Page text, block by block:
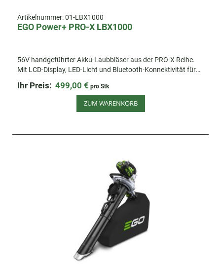
Artikelnummer:01-LBX1000
EGO Power+ PRO-X LBX1000
56V handgeführter Akku-Laubbläser aus der PRO-X Reihe.
Mit LCD-Display, LED-Licht und Bluetooth-Konnektivität für
Ihr Preis: 499,00 € pro Stk
ZUM WARENKORB